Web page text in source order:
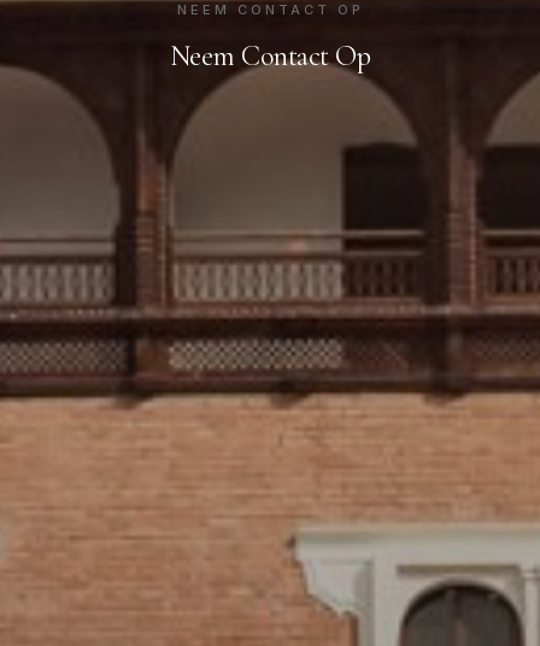
NEEM CONTACT OP
Neem Contact Op